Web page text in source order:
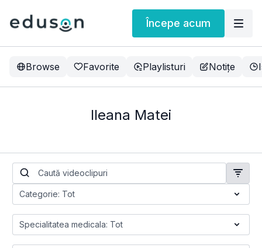
Începe acum
Browse Favorite Playlisturi Notițe
Ileana Matei